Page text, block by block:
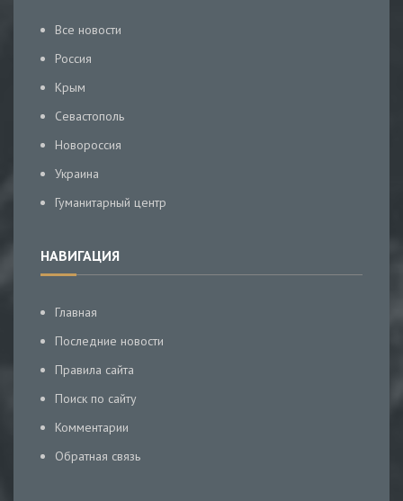
Все новости
Россия
Крым
Севастополь
Новороссия
Украина
Гуманитарный центр
НАВИГАЦИЯ
Главная
Последние новости
Правила сайта
Поиск по сайту
Комментарии
Обратная связь